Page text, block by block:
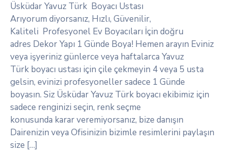
Üsküdar Yavuz Türk Boyacı Ustası
Arıyorum diyorsanız, Hızlı, Güvenilir,
Kaliteli Profesyonel Ev Boyacıları İçin doğru
adres Dekor Yapı 1 Günde Boya! Hemen arayın Eviniz
veya işyeriniz günlerce veya haftalarca Yavuz
Türk boyacı ustası için çile çekmeyin 4 veya 5 usta
gelsin, evinizi profesyoneller sadece 1 Günde
boyasın. Siz Üsküdar Yavuz Türk boyacı ekibimiz için
sadece renginizi seçin, renk seçme
konusunda karar veremiyorsanız, bize danışın
Dairenizin veya Ofisinizin bizimle resimlerini paylaşın
size […]